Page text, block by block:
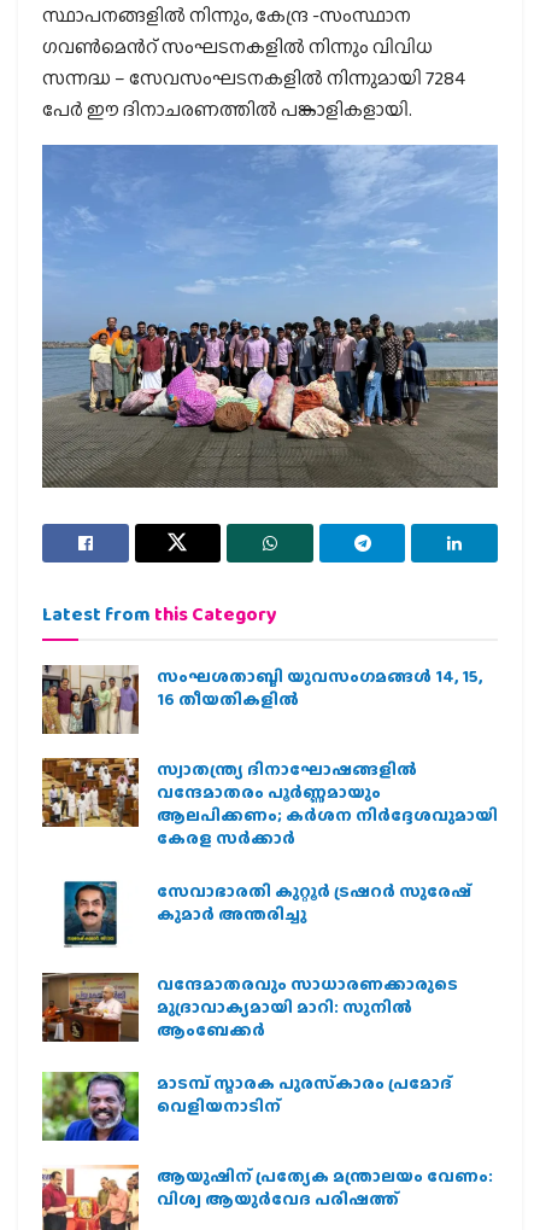
സ്ഥാപനങ്ങളിൽ നിന്നും, കേന്ദ്ര -സംസ്ഥാന
ഗവൺമെൻറ് സംഘടനകളിൽ നിന്നും വിവിധ
സന്നദ്ധ – സേവസംഘടനകളിൽ നിന്നുമായി 7284
പേർ ഈ ദിനാചരണത്തിൽ പങ്കാളികളായി.
Latest from this Category
സംഘശതാബ്ദി യുവസംഗമങ്ങള്‍ 14, 15,
16 തീയതികളില്‍
സ്വാതന്ത്ര്യ ദിനാഘോഷങ്ങളിൽ
വന്ദേമാതരം പൂർണ്ണമായും
ആലപിക്കണം; കർശന നിർദ്ദേശവുമായി
കേരള സർക്കാർ
സേവാഭാരതി കുറ്റൂർ ട്രഷറർ സുരേഷ്
കുമാർ അന്തരിച്ചു
വന്ദേമാതരവും സാധാരണക്കാരുടെ
മുദ്രാവാക്യമായി മാറി: സുനിൽ
ആംബേക്കർ
മാടമ്പ് സ്മാരക പുരസ്‌കാരം പ്രമോദ്
വെളിയനാടിന്
ആയുഷിന് പ്രത്യേക മന്ത്രാലയം വേണം:
വിശ്വ ആയുര്‍വേദ പരിഷത്ത്